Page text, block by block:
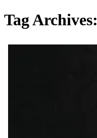
Tag Archives: